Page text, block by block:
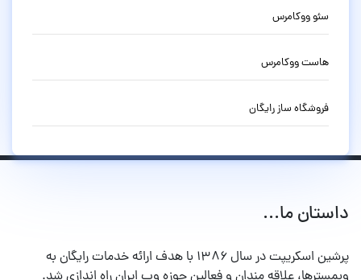
سئو ووکامرس
هاست ووکامرس
فروشگاه ساز رایگان
داستان ما...
پرشین اسکریپت در سال ۱۳۸۶ با هدف ارائه خدمات رایگان به